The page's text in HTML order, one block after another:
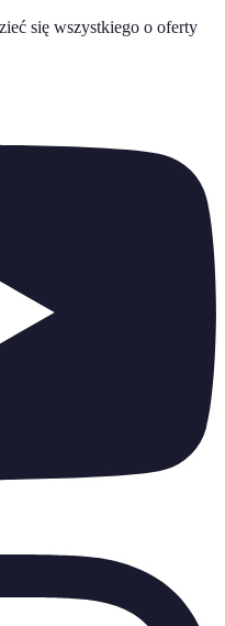
się wszystkiego o oferty